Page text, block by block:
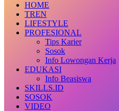
HOME
TREN
LIFESTYLE
PROFESIONAL
Tips Karier
Sosok
Info Lowongan Kerja
EDUKASI
Info Beasiswa
SKILLS.ID
SOSOK
VIDEO